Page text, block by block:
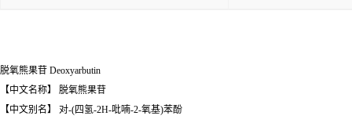
脱氧熊果苷 Deoxyarbutin
【中文名称】 脱氧熊果苷
【中文别名】 对-(四氢-2H-吡喃-2-氧基)苯酚